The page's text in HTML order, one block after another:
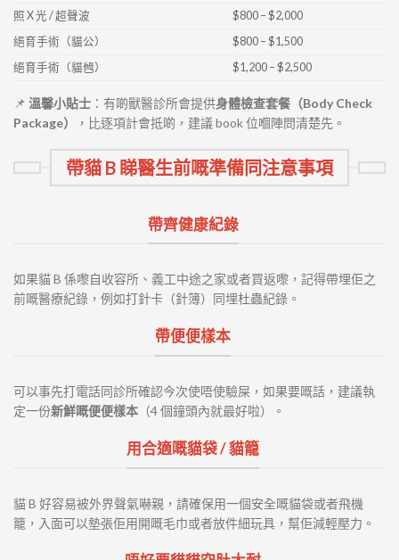
照 X 光 / 超聲波
$800 – $2,000
絕育手術（貓公）
$800 – $1,500
絕育手術（貓乸）
$1,200 – $2,500
📌 溫馨小貼士 ：有啲獸醫診所會提供身體檢查套餐（Body Check
Package）
，比逐項計會抵啲，建議 book 位嗰陣問清楚先。
帶貓 B 睇醫生前嘅準備同注意事項
帶齊健康紀錄
如果貓 B 係嚟自收容所、義工中途之家或者買返嚟，記得帶埋佢之
前嘅醫療紀錄，例如打針卡（針簿）同埋杜蟲紀錄。
帶便便樣本
可以事先打電話同診所確認今次使唔使驗屎，如果要嘅話，建議執
定一份新鮮嘅便便樣本 （4 個鐘頭內就最好啦）。
用合適嘅貓袋 / 貓籠
貓 B 好容易被外界聲氣嚇親，請確保用一個安全嘅貓袋或者飛機
籠，入面可以墊張佢用開嘅毛巾或者放件細玩具，幫佢減輕壓力。